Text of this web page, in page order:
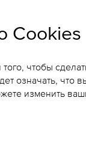
Cookies
чтобы
означать,
изменить